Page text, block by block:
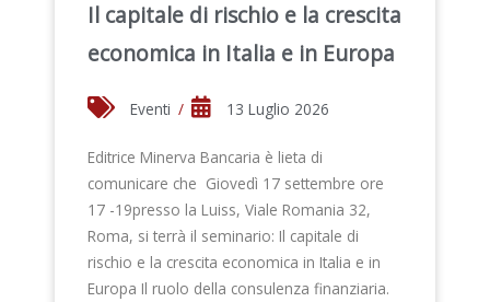
Il capitale di rischio e la crescita
economica in Italia e in Europa
Eventi / 13 Luglio 2026
Editrice Minerva Bancaria è lieta di
comunicare che Giovedì 17 settembre ore
17 -19presso la Luiss, Viale Romania 32,
Roma, si terrà il seminario: Il capitale di
rischio e la crescita economica in Italia e in
Europa Il ruolo della consulenza finanziaria.